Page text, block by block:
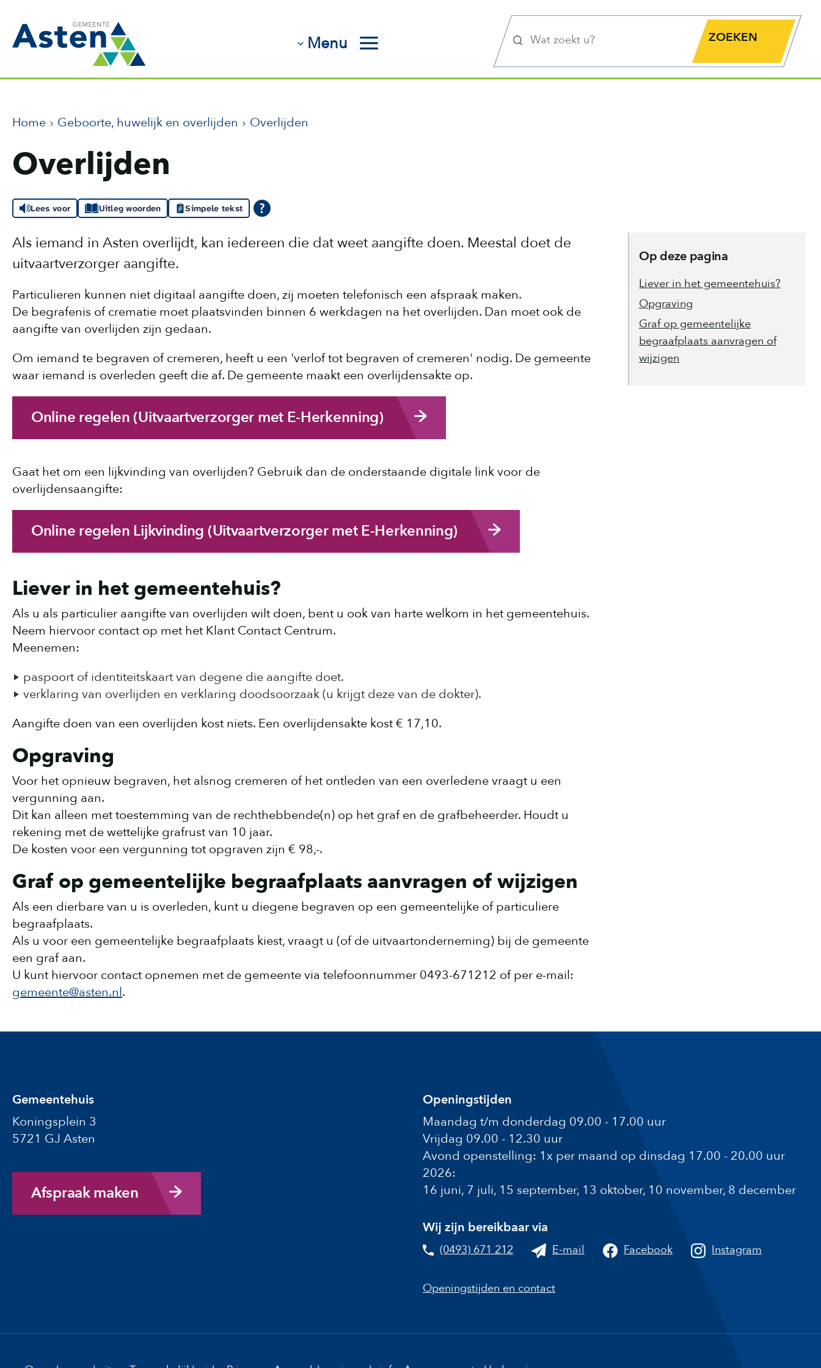
Menu
Zoekknop
Home Geboorte, huwelijk en overlijden Overlijden
Overlijden
Lees voor Uitleg woorden Simpele tekst
Als iemand in Asten overlijdt, kan iedereen die dat weet aangifte doen. Meestal doet de
uitvaartverzorger aangifte.
Particulieren kunnen niet digitaal aangifte doen, zij moeten telefonisch een afspraak maken.
De begrafenis of crematie moet plaatsvinden binnen 6 werkdagen na het overlijden. Dan moet ook de
aangifte van overlijden zijn gedaan.
Om iemand te begraven of cremeren, heeft u een 'verlof tot begraven of cremeren' nodig. De gemeente
waar iemand is overleden geeft die af. De gemeente maakt een overlijdensakte op.
Online regelen (Uitvaartverzorger met E-Herkenning)
Gaat het om een lijkvinding van overlijden? Gebruik dan de onderstaande digitale link voor de
overlijdensaangifte:
Online regelen Lijkvinding (Uitvaartverzorger met E-Herkenning)
Liever in het gemeentehuis?
Als u als particulier aangifte van overlijden wilt doen, bent u ook van harte welkom in het gemeentehuis.
Neem hiervoor contact op met het Klant Contact Centrum.
Meenemen:
paspoort of identiteitskaart van degene die aangifte doet.
verklaring van overlijden en verklaring doodsoorzaak (u krijgt deze van de dokter).
Aangifte doen van een overlijden kost niets. Een overlijdensakte kost € 17,10.
Opgraving
Voor het opnieuw begraven, het alsnog cremeren of het ontleden van een overledene vraagt u een
vergunning aan.
Dit kan alleen met toestemming van de rechthebbende(n) op het graf en de grafbeheerder. Houdt u
rekening met de wettelijke grafrust van 10 jaar.
De kosten voor een vergunning tot opgraven zijn € 98,-.
Graf op gemeentelijke begraafplaats aanvragen of wijzigen
Als een dierbare van u is overleden, kunt u diegene begraven op een gemeentelijke of particuliere
begraafplaats.
Als u voor een gemeentelijke begraafplaats kiest, vraagt u (of de uitvaartonderneming) bij de gemeente
een graf aan.
U kunt hiervoor contact opnemen met de gemeente via telefoonnummer 0493-671212 of per e-mail:
gemeente@asten.nl.
Op deze pagina
Liever in het gemeentehuis?
Opgraving
Graf op gemeentelijke
begraafplaats aanvragen of
wijzigen
Gemeentehuis
Koningsplein 3
5721 GJ Asten
Afspraak maken
Openingstijden
Maandag t/m donderdag 09.00 - 17.00 uur
Vrijdag 09.00 - 12.30 uur
Avond openstelling: 1x per maand op dinsdag 17.00 - 20.00 uur
2026:
16 juni, 7 juli, 15 september, 13 oktober, 10 november, 8 december
Wij zijn bereikbaar via
(0493) 671 212 E-mail Facebook Instagram
Openingstijden en contact